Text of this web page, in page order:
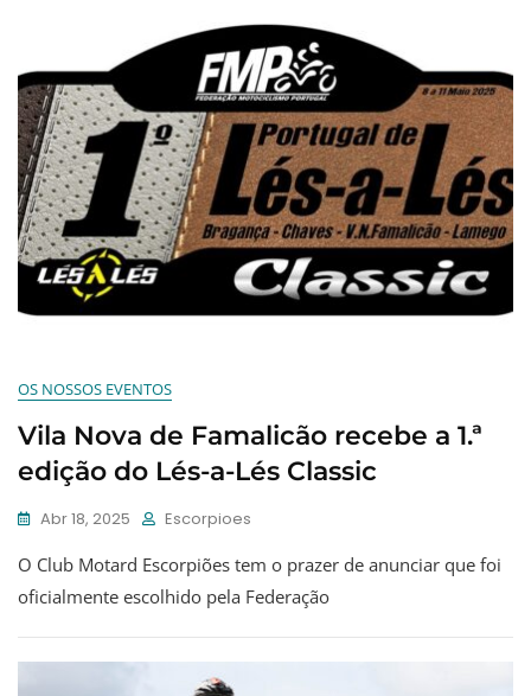
OS NOSSOS EVENTOS
Vila Nova de Famalicão recebe a 1.ª
edição do Lés-a-Lés Classic
Abr 18, 2025 Escorpioes
O Club Motard Escorpiões tem o prazer de anunciar que foi
oficialmente escolhido pela Federação